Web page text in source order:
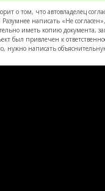
о том, что автовладелец
написать «Не
иметь копию документа,
был привлечен к
нужно написать